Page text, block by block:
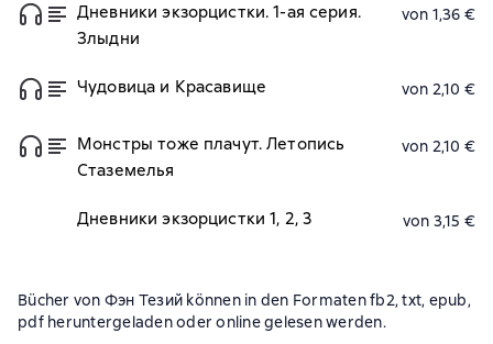
Дневники экзорцистки. 1-ая серия.
Злыдни
von 1,36 €
Чудовица и Красавище von 2,10 €
Монстры тоже плачут. Летопись
Стаземелья
von 2,10 €
Дневники экзорцистки 1, 2, 3 von 3,15 €
Bücher von Фэн Тезий können in den Formaten fb2, txt, epub,
pdf heruntergeladen oder online gelesen werden.